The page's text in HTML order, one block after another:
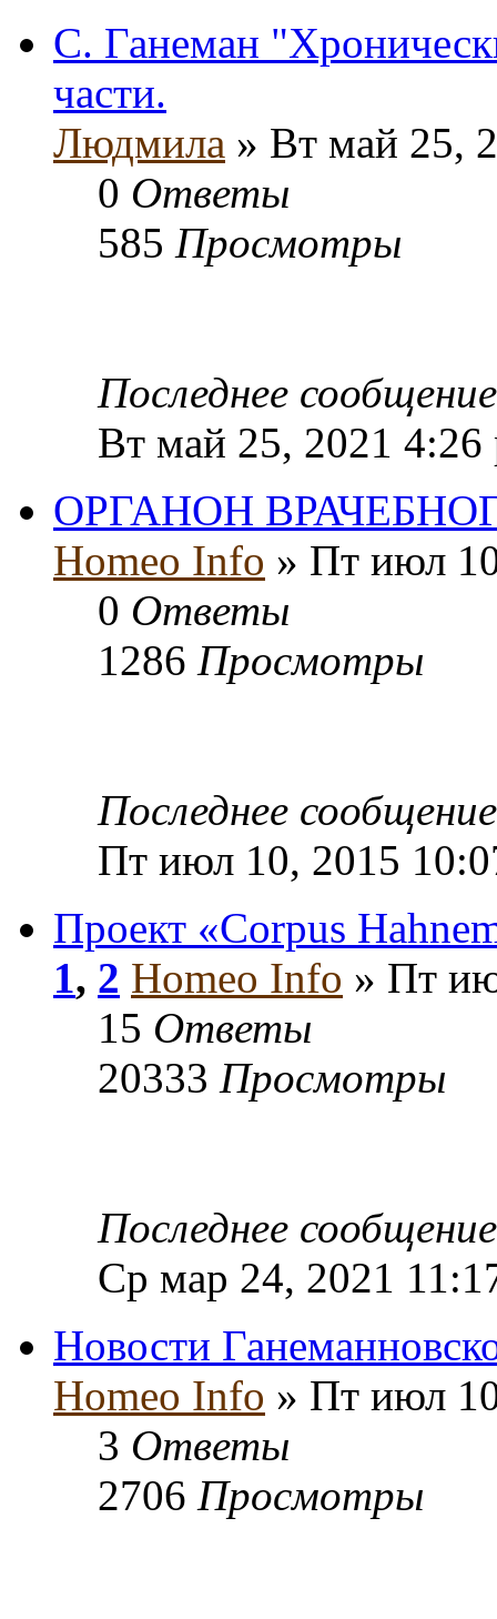
С. Ганеман
части.
Людмила » Вт май 25,
0 Ответы
585 Просмотры
Последнее
Вт май 25, 2021 4:26
ОРГАНОН
Homeo Info » Пт июл
0 Ответы
1286 Просмотры
Последнее
Пт июл 10, 2015
Проект «Corpus
1, 2 Homeo Info » Пт
15 Ответы
20333 Просмотры
Последнее
Ср мар 24, 2021
Новости
Homeo Info » Пт июл
3 Ответы
2706 Просмотры